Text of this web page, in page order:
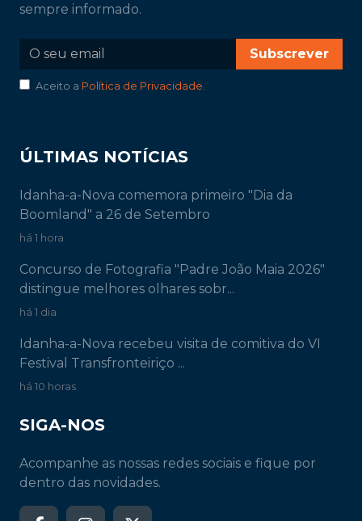
sempre informado.
Subscrever
Aceito a Política de Privacidade
ÚLTIMAS NOTÍCIAS
Idanha-a-Nova comemora primeiro "Dia da
Boomland" a 26 de Setembro
há 1 hora
Concurso de Fotografia "Padre João Maia 2026"
distingue melhores olhares sobr...
há 1 dia
Idanha-a-Nova recebeu visita de comitiva do VI
Festival Transfronteiriço ...
há 10 horas
SIGA-NOS
Acompanhe as nossas redes sociais e fique por
dentro das novidades.